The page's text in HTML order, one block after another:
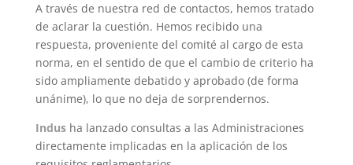
A través de nuestra red de contactos, hemos tratado
de aclarar la cuestión. Hemos recibido una
respuesta, proveniente del comité al cargo de esta
norma, en el sentido de que el cambio de criterio ha
sido ampliamente debatido y aprobado (de forma
unánime), lo que no deja de sorprendernos.
Indusha lanzado consultas a las Administraciones
directamente implicadas en la aplicación de los